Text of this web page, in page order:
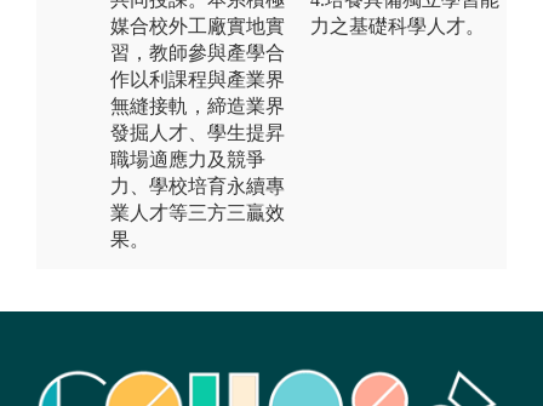
媒合校外工廠實地實
習，教師參與產學合
作以利課程與產業界
無縫接軌，締造業界
發掘人才、學生提昇
職場適應力及競爭
力、學校培育永續專
業人才等三方三贏效
果。
力之基礎科學人才。